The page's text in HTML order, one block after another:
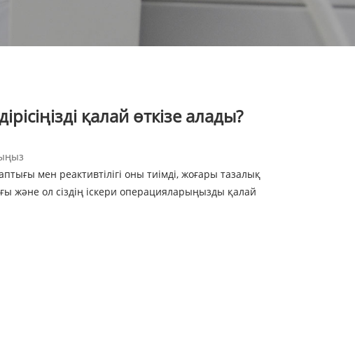
қалай өткізе алады?
мен реактивтілігі оны тиімді, жоғары тазалық
және ол сіздің іскери операцияларыңызды қалай